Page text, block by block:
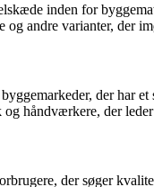
inden for
og andre varianter, der
der har
håndværkere, der
der søger